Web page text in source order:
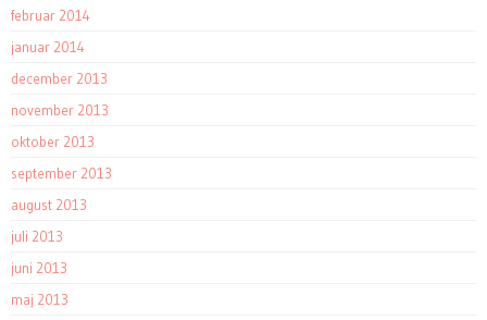
februar 2014
januar 2014
december 2013
november 2013
oktober 2013
september 2013
august 2013
juli 2013
juni 2013
maj 2013